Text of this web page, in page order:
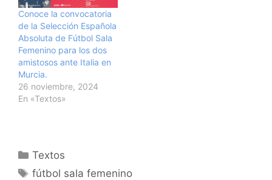
Conoce la convocatoria
de la Selección Española
Absoluta de Fútbol Sala
Femenino para los dos
amistosos ante Italia en
Murcia.
26 noviembre, 2024
En «Textos»
Categorías
Textos
Etiquetas
fútbol sala femenino